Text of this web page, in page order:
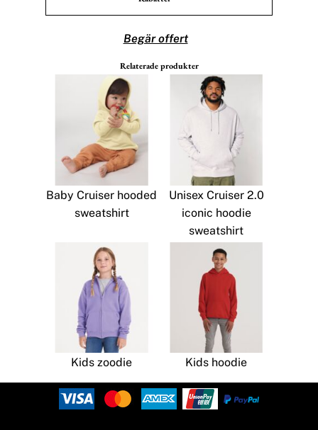
Begär offert
Relaterade produkter
Baby Cruiser hooded
sweatshirt
Unisex Cruiser 2.0
iconic hoodie
sweatshirt
Kids zoodie Kids hoodie